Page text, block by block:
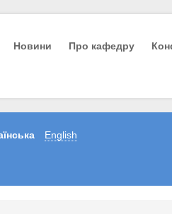
Новини Про кафедру
English